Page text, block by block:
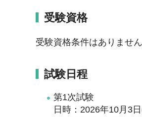
受験資格
受験資格条件はありません
試験日程
第1次試験
日時：2026年10月3